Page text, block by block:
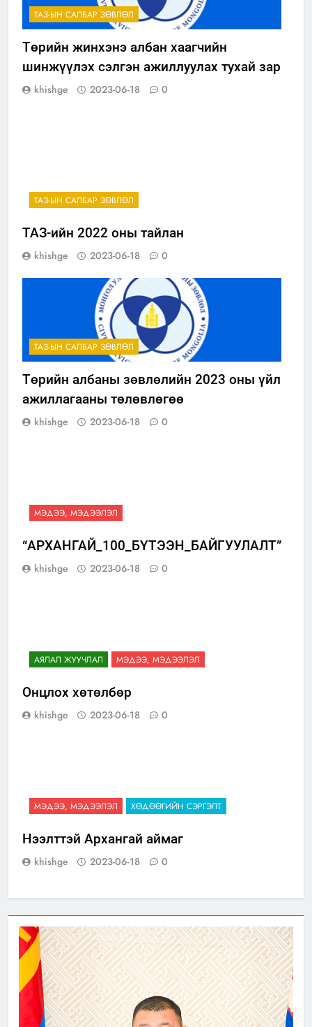
ТАЗ-ЫН САЛБАР ЗӨВЛӨЛ
Төрийн жинхэнэ албан хаагчийн
шинжүүлэх сэлгэн ажиллуулах тухай зар
khishge 2023-06-18 0
ТАЗ-ЫН САЛБАР ЗӨВЛӨЛ
ТАЗ-ийн 2022 оны тайлан
khishge 2023-06-18 0
ТАЗ-ЫН САЛБАР ЗӨВЛӨЛ
Төрийн албаны зөвлөлийн 2023 оны үйл
ажиллагааны төлөвлөгөө
khishge 2023-06-18 0
МЭДЭЭ, МЭДЭЭЛЭЛ
“АРХАНГАЙ_100_БҮТЭЭН_БАЙГУУЛАЛТ”
khishge 2023-06-18 0
АЯЛАЛ ЖУУЧЛАЛ МЭДЭЭ, МЭДЭЭЛЭЛ
Онцлох хөтөлбөр
khishge 2023-06-18 0
МЭДЭЭ, МЭДЭЭЛЭЛ ХӨДӨӨГИЙН СЭРГЭЛТ
Нээлттэй Архангай аймаг
khishge 2023-06-18 0